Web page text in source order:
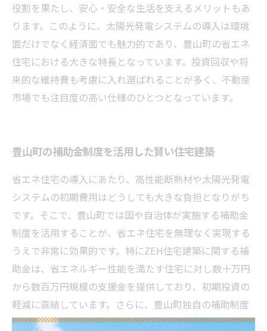
役割を果たし、安心・安全な生活を支えるメリットもあ
ります。このように、太陽光発電システムの導入は環境
面だけでなく経済面でも魅力的であり、豊山町の省エネ
住宅における大きな特長となっています。投資回収や将
来的な維持費も考慮に入れ選ばれることが多く、不動産
市場でも注目度の高い仕様のひとつとなっています。
豊山町の補助金制度を活用した賢い住宅建築
省エネ住宅の導入にあたり、高性能断熱材や太陽光発電
システムの初期費用はどうしても大きな負担となりがち
です。そこで、豊山町では国や自治体が実施する補助金
制度を活用することが、省エネ住宅を無理なく実現する
うえで非常に効果的です。特にZEH住宅建築に関する補
助金は、省エネルギー性能を満たす住宅に対し数十万円
から数百万円規模の支援金を提供しており、初期投資の
軽減に直結しています。さらに、豊山町独自の補助制度
もあり、自治体との連携により申請手続きが整えられて